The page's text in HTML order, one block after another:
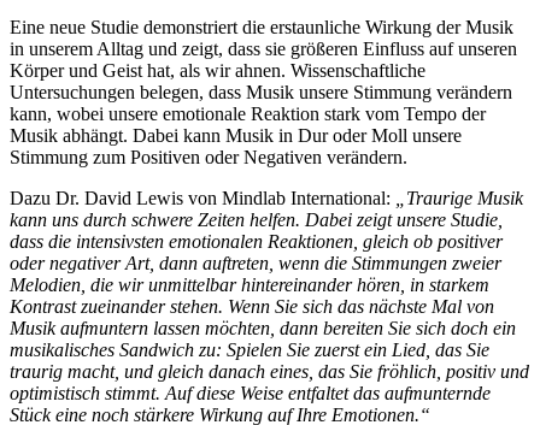
Eine neue Studie demonstriert die erstaunliche Wirkung der Musik
in unserem Alltag und zeigt, dass sie größeren Einfluss auf unseren
Körper und Geist hat, als wir ahnen. Wissenschaftliche
Untersuchungen belegen, dass Musik unsere Stimmung verändern
kann, wobei unsere emotionale Reaktion stark vom Tempo der
Musik abhängt. Dabei kann Musik in Dur oder Moll unsere
Stimmung zum Positiven oder Negativen verändern.
Dazu Dr. David Lewis von Mindlab International: „Traurige Musik
kann uns durch schwere Zeiten helfen. Dabei zeigt unsere Studie,
dass die intensivsten emotionalen Reaktionen, gleich ob positiver
oder negativer Art, dann auftreten, wenn die Stimmungen zweier
Melodien, die wir unmittelbar hintereinander hören, in starkem
Kontrast zueinander stehen. Wenn Sie sich das nächste Mal von
Musik aufmuntern lassen möchten, dann bereiten Sie sich doch ein
musikalisches Sandwich zu: Spielen Sie zuerst ein Lied, das Sie
traurig macht, und gleich danach eines, das Sie fröhlich, positiv und
optimistisch stimmt. Auf diese Weise entfaltet das aufmunternde
Stück eine noch stärkere Wirkung auf Ihre Emotionen.“